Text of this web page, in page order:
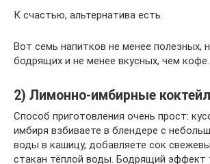
К счастью, альтернатива есть.
Вот семь напитков не менее полезных,
бодрящих и не менее вкусных, чем кофе.
2) Лимонно-имбирные
Способ приготовления очень прост:
имбиря взбиваете в блендере с
воды в кашицу, добавляете сок
стакан тёплой воды. Бодрящий эффект